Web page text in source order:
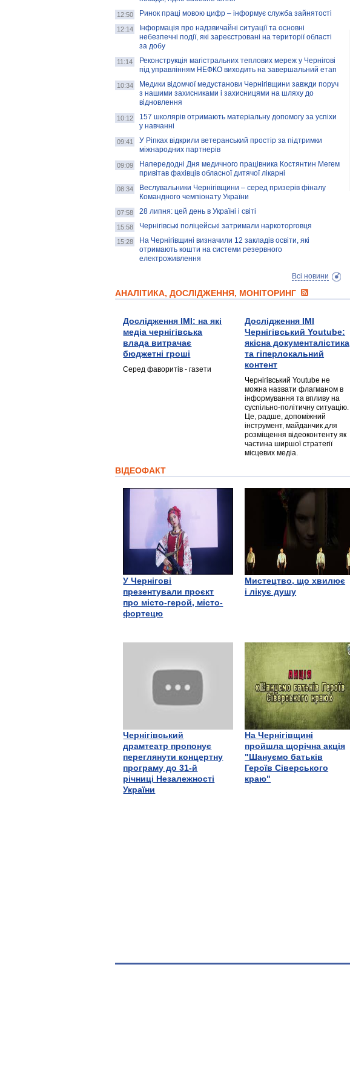
12:50 Ринок праці мовою цифр – інформує служба зайнятості
12:14
Інформація про надзвичайні ситуації та основні
небезпечні події, які зареєстровані на території області
за добу
11:14
Реконструкція магістральних теплових мереж у Чернігові
під управлінням НЕФКО виходить на завершальний етап
10:34
Медики відомчої медустанови Чернігівщини завжди поруч
з нашими захисниками і захисницями на шляху до
відновлення
10:12
157 школярів отримають матеріальну допомогу за успіхи
у навчанні
09:41
У Ріпках відкрили ветеранський простір за підтримки
міжнародних партнерів
09:09
Напередодні Дня медичного працівника Костянтин Мегем
привітав фахівців обласної дитячої лікарні
08:34
Веслувальники Чернігівщини – серед призерів фіналу
Командного чемпіонату України
07:58 28 липня: цей день в Україні і світі
15:58 Чернігівські поліцейські затримали наркоторговця
15:28
На Чернігівщині визначили 12 закладів освіти, які
отримають кошти на системи резервного
електроживлення
Всі новини
АНАЛІТИКА, ДОСЛІДЖЕННЯ, МОНІТОРИНГ
Дослідження ІМІ: на які
медіа чернігівська
влада витрачає
бюджетні гроші
Серед фаворитів - газети
Дослідження ІМІ
Чернігівський Youtube:
якісна документалістика
та гіперлокальний
контент
Чернігівський Youtube не
можна назвати флагманом в
інформування та впливу на
суспільно-політичну ситуацію.
Це, радше, допоміжний
інструмент, майданчик для
розміщення відеоконтенту як
частина ширшої стратегії
місцевих медіа.
ВІДЕОФАКТ
У Чернігові
презентували проєкт
про місто-герой, місто-
фортецю
Мистецтво, що хвилює
і лікує душу
Чернігівський
драмтеатр пропонує
переглянути концертну
програму до 31-й
річниці Незалежності
України
На Чернігівщині
пройшла щорічна акція
"Шануємо батьків
Героїв Сіверського
краю"